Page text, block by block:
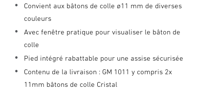
Convient aux bâtons de colle ø11 mm de diverses
couleurs
Avec fenêtre pratique pour visualiser le bâton de
colle
Pied intégré rabattable pour une assise sécurisée
Contenu de la livraison : GM 1011 y compris 2x
11mm bâtons de colle Cristal